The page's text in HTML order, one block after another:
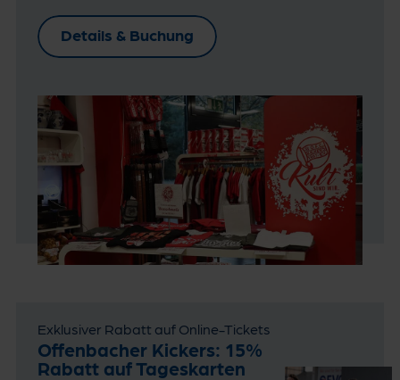
Details & Buchung
Exklusiver Rabatt auf Online-Tickets
Offenbacher Kickers: 15%
Rabatt auf Tageskarten